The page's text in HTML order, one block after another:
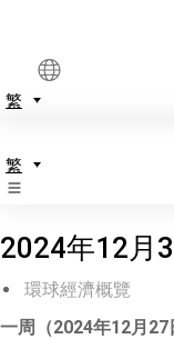
繁
繁
2024年12月
環球經濟概覽
一周
（2024年12月 27